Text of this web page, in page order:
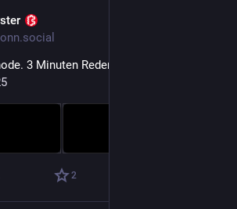
3 Minuten Reden. 3 Minuten richtig
2